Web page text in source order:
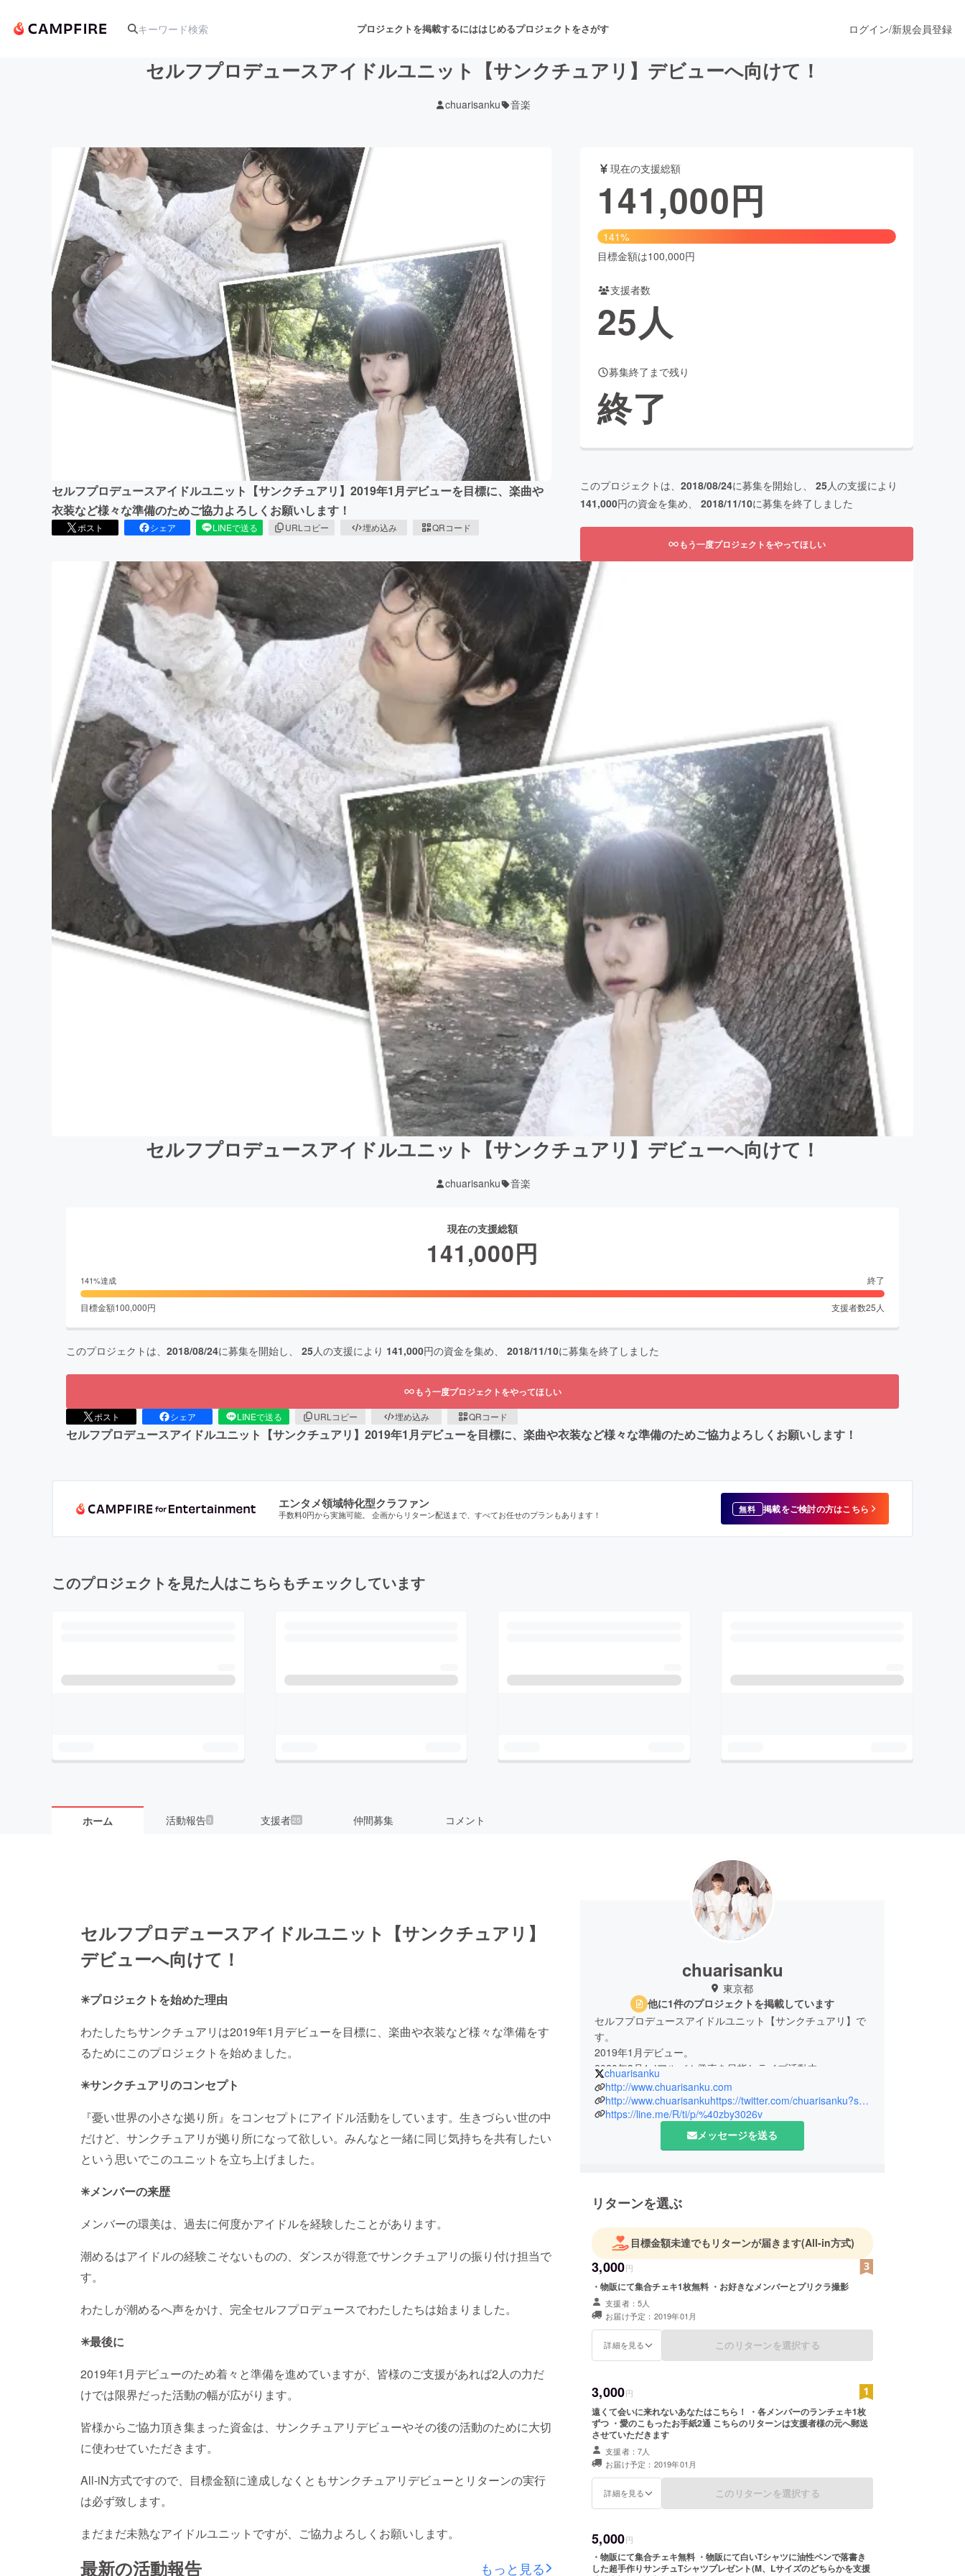
プロジェクトを掲載するにははじめるプロジェクトをさがす
アート・写真 音楽 舞台・パフォーマンス
テクノロジー・ガジェット ゲーム・サービス開発 ファッション
映像・映画 書籍・雑誌出版
ビジネス・起業 チャレンジ ビューティー・ヘルスケア
まちづくり・地域活性化
CAMPFIRE for Social GoodCAMPFIRE Creation
CAMPFIREふるさと納税machi-ya
ログイン/新規会員登録
セルフプロデュースアイドルユニット【サンクチュアリ】デビューへ向けて！
chuarisanku 音楽
セルフプロデュースアイドルユニット【サンクチュアリ】2019年1月デビューを目標に、楽曲や
衣装など様々な準備のためご協力よろしくお願いします！
ポスト シェア LINEで送る URLコピー 埋め込み QRコード
現在の支援総額
141,000円
141%
目標金額は100,000円
支援者数
25人
募集終了まで残り
終了
このプロジェクトは、 2018/08/24に募集を開始し、 25人の支援により
141,000円の資金を集め、 2018/11/10に募集を終了しました
もう一度プロジェクトをやってほしい
セルフプロデュースアイドルユニット【サンクチュアリ】デビューへ向けて！
chuarisanku 音楽
現在の支援総額
141,000円
141%達成 終了
目標金額100,000円 支援者数25 人
このプロジェクトは、 2018/08/24に募集を開始し、 25人の支援により 141,000円の資金を集め、 2018/11/10に募集を終了しました
もう一度プロジェクトをやってほしい
ポスト シェア LINEで送る URLコピー 埋め込み QRコード
セルフプロデュースアイドルユニット【サンクチュアリ】2019年1月デビューを目標に、楽曲や衣装など様々な準備のためご協力よろしくお願いします！
エンタメ領域特化型クラファン
手数料0円から実施可能。 企画からリターン配送まで、すべてお任せのプランもあります！ 無料 掲載をご検討の方はこちら
このプロジェクトを見た人はこちらもチェックしています
ホーム 活動報告3 支援者25 仲間募集 コメント
セルフプロデュースアイドルユニット【サンクチュアリ】
デビューへ向けて！
✳プロジェクトを始めた理由
わたしたちサンクチュアリは2019年1月デビューを目標に、楽曲や衣装など様々な準備をす
るためにこのプロジェクトを始めました。
✳サンクチュアリのコンセプト
『憂い世界の小さな拠り所』をコンセプトにアイドル活動をしています。生きづらい世の中
だけど、サンクチュアリが拠り所になって欲しい。みんなと一緒に同じ気持ちを共有したい
という思いでこのユニットを立ち上げました。
✳メンバーの来歴
メンバーの環美は、過去に何度かアイドルを経験したことがあります。
潮めるはアイドルの経験こそないものの、ダンスが得意でサンクチュアリの振り付け担当で
す。
わたしが潮めるへ声をかけ、完全セルフプロデュースでわたしたちは始まりました。
✳最後に
2019年1月デビューのため着々と準備を進めていますが、皆様のご支援があれば2人の力だ
けでは限界だった活動の幅が広がります。
皆様からご協力頂き集まった資金は、サンクチュアリデビューやその後の活動のために大切
に使わせていただきます。
All-iN方式ですので、目標金額に達成しなくともサンクチュアリデビューとリターンの実行
は必ず致します。
まだまだ未熟なアイドルユニットですが、ご協力よろしくお願いします。
最新の活動報告 もっと見る
chuarisanku
東京都
他に1件のプロジェクトを掲載しています
セルフプロデュースアイドルユニット【サンクチュアリ】で
す。
2019年1月デビュー。
2020年3月1stアルバム発売を目指しライブ活動中。
chuarisanku
http://www.chuarisanku.com
http://www.chuarisankuhttps://twitter.com/chuarisanku?s=09
https://line.me/R/ti/p/%40zby3026v
メッセージを送る
リターンを選ぶ
目標金額未達でもリターンが届きます(All-in方式)
3,000円
・物販にて集合チェキ1枚無料 ・お好きなメンバーとプリクラ撮影
支援者：5人
お届け予定：2019年01月
詳細を見る このリターンを選択する
3,000円
遠くて会いに来れないあなたはこちら！ ・各メンバーのランチェキ1枚
ずつ ・愛のこもったお手紙2通 こちらのリターンは支援者様の元へ郵送
させていただきます
支援者：7人
お届け予定：2019年01月
詳細を見る このリターンを選択する
5,000円
・物販にて集合チェキ無料 ・物販にて白いTシャツに油性ペンで落書き
した超手作りサンチュTシャツプレゼント(M、Lサイズのどちらかを支援